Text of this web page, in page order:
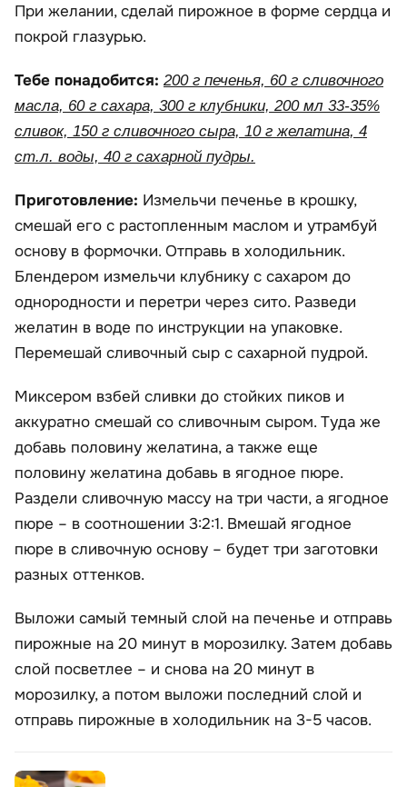
При желании, сделай пирожное в форме сердца и
покрой глазурью.
Тебе понадобится: 200 г печенья, 60 г сливочного
масла, 60 г сахара, 300 г клубники, 200 мл 33-35%
сливок, 150 г сливочного сыра, 10 г желатина, 4
ст.л. воды, 40 г сахарной пудры.
Приготовление: Измельчи печенье в крошку,
смешай его с растопленным маслом и утрамбуй
основу в формочки. Отправь в холодильник.
Блендером измельчи клубнику с сахаром до
однородности и перетри через сито. Разведи
желатин в воде по инструкции на упаковке.
Перемешай сливочный сыр с сахарной пудрой.
Миксером взбей сливки до стойких пиков и
аккуратно смешай со сливочным сыром. Туда же
добавь половину желатина, а также еще
половину желатина добавь в ягодное пюре.
Раздели сливочную массу на три части, а ягодное
пюре – в соотношении 3:2:1. Вмешай ягодное
пюре в сливочную основу – будет три заготовки
разных оттенков.
Выложи самый темный слой на печенье и отправь
пирожные на 20 минут в морозилку. Затем добавь
слой посветлее – и снова на 20 минут в
морозилку, а потом выложи последний слой и
отправь пирожные в холодильник на 3-5 часов.